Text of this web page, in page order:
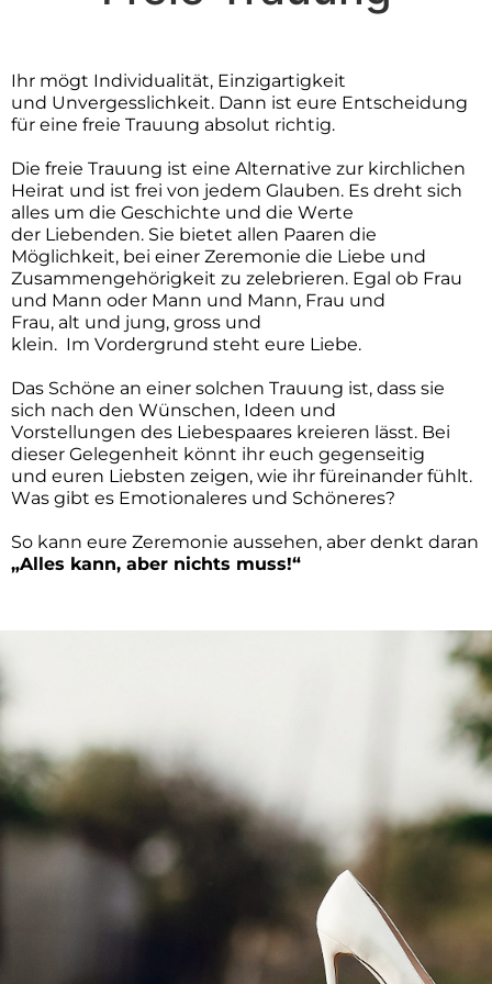
Ihr mögt Individualität, Einzigartigkeit
und Unvergesslichkeit. Dann ist eure Entscheidung
für eine freie Trauung absolut richtig.
Die freie Trauung ist eine Alternative zur kirchlichen
Heirat und ist frei von jedem Glauben. Es dreht sich
alles um die Geschichte und die Werte
der Liebenden. Sie bietet allen Paaren die
Möglichkeit, bei einer Zeremonie die Liebe und
Zusammengehörigkeit zu zelebrieren. Egal ob Frau
und Mann oder Mann und Mann, Frau und
Frau, alt und jung, gross und
klein. Im Vordergrund steht eure Liebe.
Das Schöne an einer solchen Trauung ist, dass sie
sich nach den Wünschen, Ideen und
Vorstellungen des Liebespaares kreieren lässt. Bei
dieser Gelegenheit könnt ihr euch gegenseitig
und euren Liebsten zeigen, wie ihr füreinander fühlt.
Was gibt es Emotionaleres und Schöneres?
So kann eure Zeremonie aussehen, aber denkt daran
„Alles kann, aber nichts muss!“